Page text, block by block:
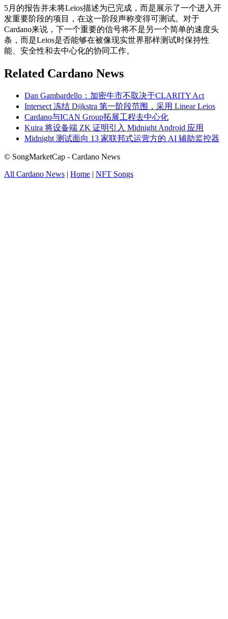
5月的报告并未将Leios描述为已完成，而是展示了一个进入开
发重要阶段的项目，在这一阶段声称变得可测试。对于
Cardano来说，下一个重要的信号将不是另一个简单的速度头
条，而是Leios是否能够在被像现实世界那样测试时保持性
能、安全性和去中心化的协同工作。
Related Cardano News
Dan Gambardello：加密牛市不取决于CLARITY Act
Intersect 冻结 Dijkstra 第一阶段范围，采用 Linear Leios
Cardano与ICAN Group拓展工程去中心化
Kuira 将设备端 ZK 证明引入 Midnight Android 应用
Midnight 测试面向 13 家联邦式运营方的 AI 辅助监控器
© SongMarketCap - Cardano News
All Cardano News | Home | NFT Songs